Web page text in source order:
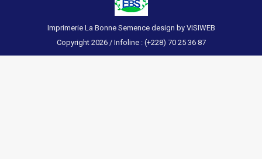
Imprimerie La Bonne Semence design by VISIWEB
Copyright 2026 / Infoline : (+228) 70 25 36 87